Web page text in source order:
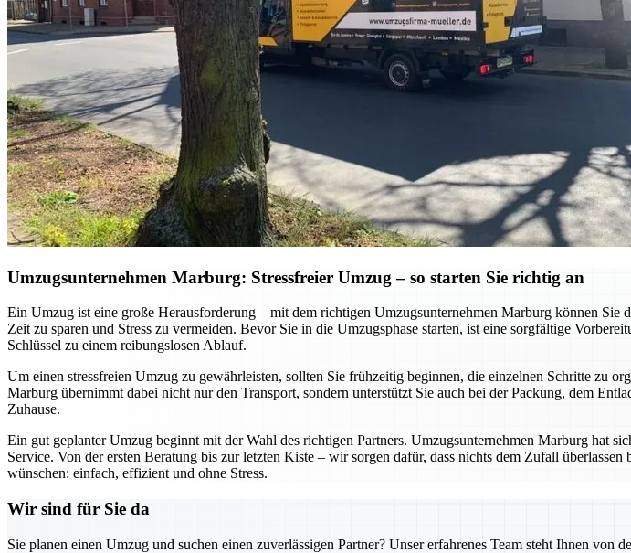
Umzugsunternehmen Marburg: Stressfreier Umzug – so starten Sie richtig an
Ein Umzug ist eine große Herausforderung – mit dem richtigen Umzugsunternehmen Marburg können Sie
Zeit zu sparen und Stress zu vermeiden. Bevor Sie in die Umzugsphase starten, ist eine sorgfältige
Schlüssel zu einem reibungslosen Ablauf.
Um einen stressfreien Umzug zu gewährleisten, sollten Sie frühzeitig beginnen, die einzelnen Schritte zu
Marburg übernimmt dabei nicht nur den Transport, sondern unterstützt Sie auch bei der Packung, dem
Zuhause.
Ein gut geplanter Umzug beginnt mit der Wahl des richtigen Partners. Umzugsunternehmen Marburg hat
Service. Von der ersten Beratung bis zur letzten Kiste – wir sorgen dafür, dass nichts dem Zufall
wünschen: einfach, effizient und ohne Stress.
Wir sind für Sie da
Sie planen einen Umzug und suchen einen zuverlässigen Partner? Unser erfahrenes Team steht Ihnen